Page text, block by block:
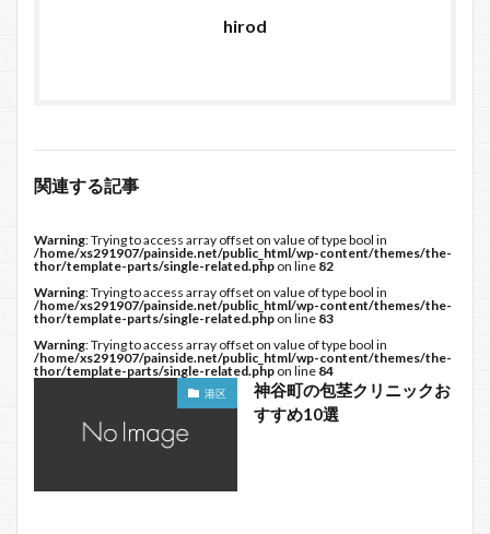
hirod
関連する記事
Warning: Trying to access array offset on value of type bool in
/home/xs291907/painside.net/public_html/wp-content/themes/the-
thor/template-parts/single-related.php on line 82
Warning: Trying to access array offset on value of type bool in
/home/xs291907/painside.net/public_html/wp-content/themes/the-
thor/template-parts/single-related.php on line 83
Warning: Trying to access array offset on value of type bool in
/home/xs291907/painside.net/public_html/wp-content/themes/the-
thor/template-parts/single-related.php on line 84
港区
神谷町の包茎クリニックお
すすめ10選